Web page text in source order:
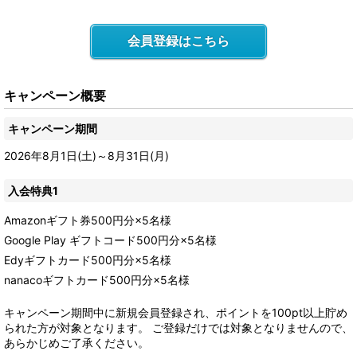
会員登録はこちら
キャンペーン概要
キャンペーン期間
2026年8月1日(土)～8月31日(月)
入会特典1
Amazonギフト券500円分×5名様
Google Play ギフトコード500円分×5名様
Edyギフトカード500円分×5名様
nanacoギフトカード500円分×5名様
キャンペーン期間中に新規会員登録され、ポイントを100pt以上貯め
られた方が対象となります。 ご登録だけでは対象となりませんので、
あらかじめご了承ください。